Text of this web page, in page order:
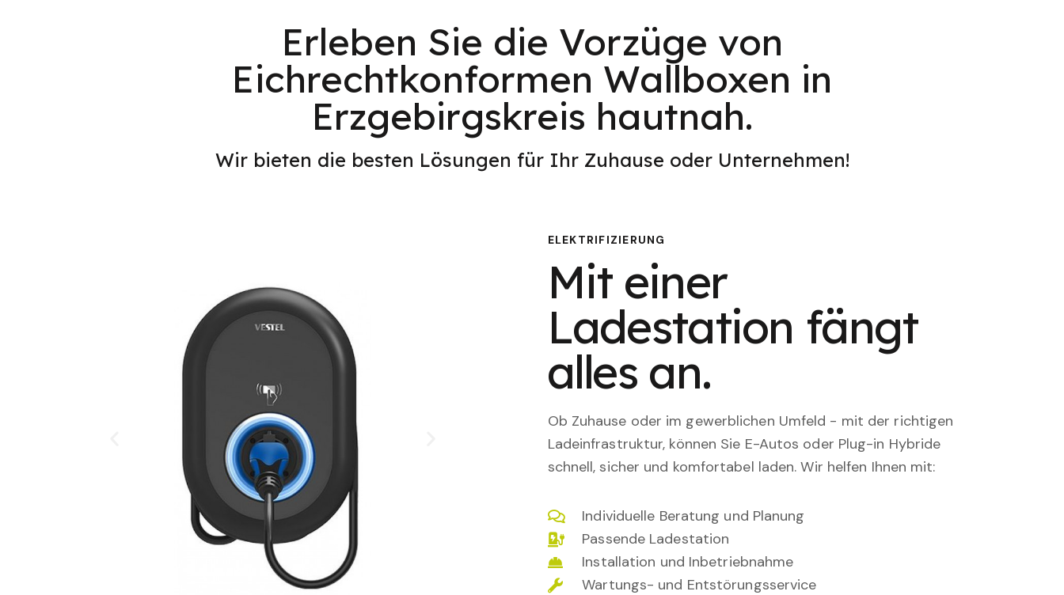
Erleben Sie die Vorzüge von
Eichrechtkonformen Wallboxen in
Erzgebirgskreis hautnah.
Wir bieten die besten Lösungen für Ihr Zuhause oder Unternehmen!
ELEKTRIFIZIERUNG
Mit einer
Ladestation fängt
alles an.
Ob Zuhause oder im gewerblichen Umfeld - mit der richtigen
Ladeinfrastruktur, können Sie E-Autos oder Plug-in Hybride
schnell, sicher und komfortabel laden. Wir helfen Ihnen mit:
Individuelle Beratung und Planung
Passende Ladestation
Installation und Inbetriebnahme
Wartungs- und Entstörungsservice